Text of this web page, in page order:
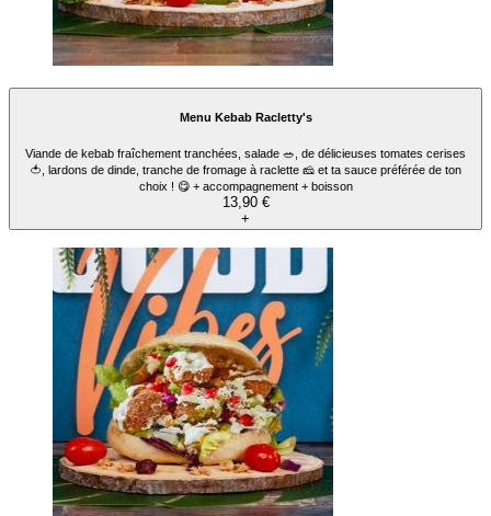
Menu Kebab Racletty's
Viande de kebab fraîchement tranchées, salade 🥗, de délicieuses tomates cerises
🍅, lardons de dinde, tranche de fromage à raclette 🧀 et ta sauce préférée de ton
choix ! 😋 + accompagnement + boisson
13,90 €
+